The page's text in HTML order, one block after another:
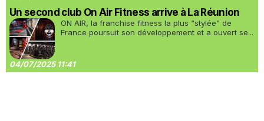
Un second club On Air Fitness arrive à La Réunion
ON AIR, la franchise fitness la plus “stylée” de
France poursuit son développement et a ouvert se...
04/07/2025 11:41